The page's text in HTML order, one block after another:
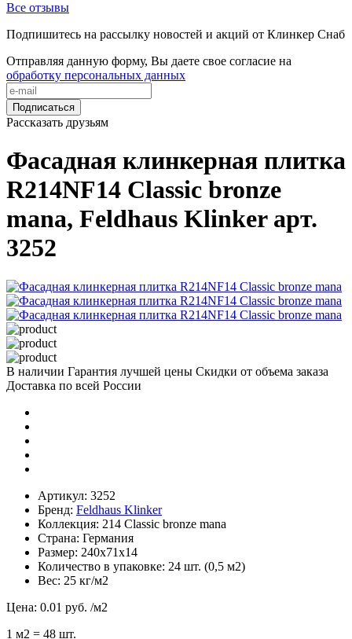
Все отзывы
Подпишитесь на рассылку новостей и акций от Клинкер Снаб
Отправляя данную форму, Вы даете свое согласие на
обработку персональных данных
Подписаться
Рассказать друзьям
Фасадная клинкерная плитка
R214NF14 Classic bronze
mana, Feldhaus Klinker арт.
3252
В наличии Гарантия лучшей цены Скидки от объема заказа
Доставка по всей России
Артикул: 3252
Бренд: Feldhaus Klinker
Коллекция: 214 Classic bronze mana
Страна: Германия
Размер: 240х71х14
Количество в упаковке: 24 шт. (0,5 м2)
Вес: 25 кг/м2
Цена: 0.01 руб. /м2
1 м2 = 48 шт.